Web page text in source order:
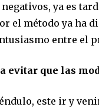
ya es
el método ya ha
entre el
evitar que las
este ir y